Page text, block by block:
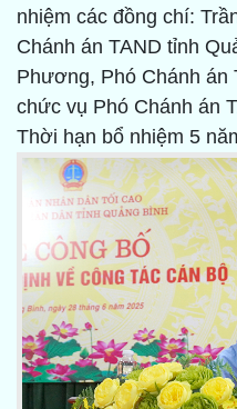
nhiệm các đồng chí:
Chánh án TAND tỉnh
Phương, Phó Chánh án
chức vụ Phó Chánh án
Thời hạn bổ nhiệm 5